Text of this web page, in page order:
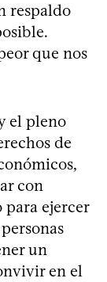
respaldo
que nos
el pleno
de
con
ejercer
un
en el